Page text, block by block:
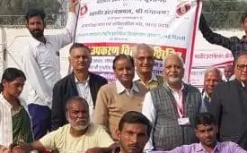
को
नि
शु
ल्क
उ
प
क